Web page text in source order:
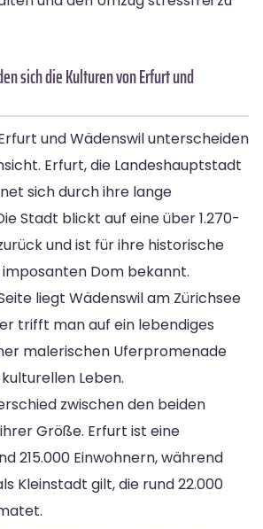
sich die Kulturen von Erfurt und
und Wädenswil unterscheiden
Erfurt, die Landeshauptstadt
sich durch ihre lange
Stadt blickt auf eine über 1.270-
und ist für ihre historische
Dom bekannt.
liegt Wädenswil am Zürichsee
trifft man auf ein lebendiges
malerischen Uferpromenade
Leben.
zwischen den beiden
Größe. Erfurt ist eine
215.000 Einwohnern, während
Kleinstadt gilt, die rund 22.000